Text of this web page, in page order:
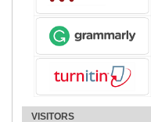
VISITORS